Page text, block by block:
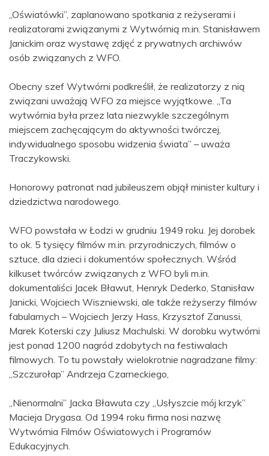
„Oświatówki”, zaplanowano spotkania z reżyserami i
realizatorami związanymi z Wytwórnią m.in. Stanisławem
Janickim oraz wystawę zdjęć z prywatnych archiwów
osób związanych z WFO.
Obecny szef Wytwórni podkreślił, że realizatorzy z nią
związani uważają WFO za miejsce wyjątkowe. „Ta
wytwórnia była przez lata niezwykle szczególnym
miejscem zachęcającym do aktywności twórczej,
indywidualnego sposobu widzenia świata” – uważa
Traczykowski.
Honorowy patronat nad jubileuszem objął minister kultury i
dziedzictwa narodowego.
WFO powstała w Łodzi w grudniu 1949 roku. Jej dorobek
to ok. 5 tysięcy filmów m.in. przyrodniczych, filmów o
sztuce, dla dzieci i dokumentów społecznych. Wśród
kilkuset twórców związanych z WFO byli m.in.
dokumentaliści Jacek Bławut, Henryk Dederko, Stanisław
Janicki, Wojciech Wiszniewski, ale także reżyserzy filmów
fabularnych – Wojciech Jerzy Hass, Krzysztof Zanussi,
Marek Koterski czy Juliusz Machulski. W dorobku wytwórni
jest ponad 1200 nagród zdobytych na festiwalach
filmowych. To tu powstały wielokrotnie nagradzane filmy:
„Szczurołap” Andrzeja Czarneckiego,
„Nienormalni” Jacka Bławuta czy „Usłyszcie mój krzyk”
Macieja Drygasa. Od 1994 roku firma nosi nazwę
Wytwórnia Filmów Oświatowych i Programów
Edukacyjnych.